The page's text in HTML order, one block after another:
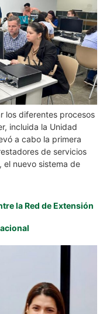
los diferentes procesos
incluida la Unidad
a cabo la primera
de servicios
el nuevo sistema de
la Red de Extensión